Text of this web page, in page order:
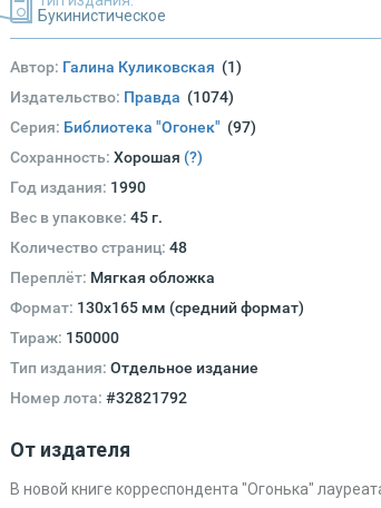
Букинистическое
Автор: Галина Куликовская (1)
Издательство: Правда (1074)
Серия: Библиотека "Огонек" (97)
Сохранность: Хорошая (?)
Год издания: 1990
Вес в упаковке: 45 г.
Количество страниц: 48
Переплёт: Мягкая обложка
Формат: 130х165 мм (средний формат)
Тираж: 150000
Тип издания: Отдельное издание
Номер лота: #32821792
От издателя
В новой книге корреспондента "Огонька"